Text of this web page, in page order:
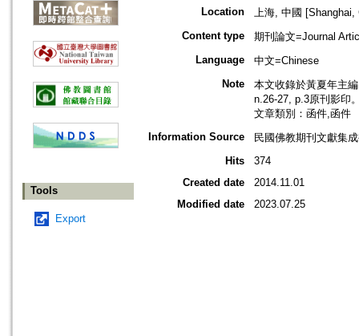
Tools
Export
Location
上海, 中國 [Shanghai,
Content type
期刊論文=Journal
Language
中文=Chinese
Note
本文收錄於黃夏年主
n.26-27, p.3原刊影印
文章類別：函件,函件
Information Source
民國佛教期刊文獻集
Hits
374
Created date
2014.11.01
Modified date
2023.07.25